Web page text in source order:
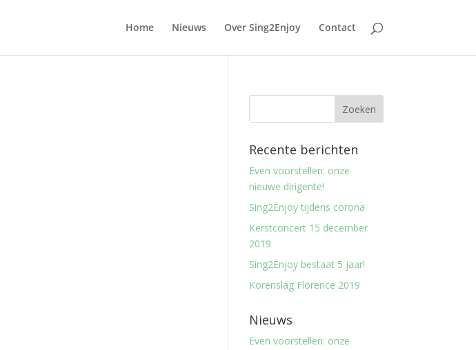
Home Nieuws Over Sing2Enjoy Contact
Recente berichten
Even voorstellen: onze
nieuwe dirigente!
Sing2Enjoy tijdens corona
Kerstconcert 15 december
2019
Sing2Enjoy bestaat 5 jaar!
Korenslag Florence 2019
Nieuws
Even voorstellen: onze